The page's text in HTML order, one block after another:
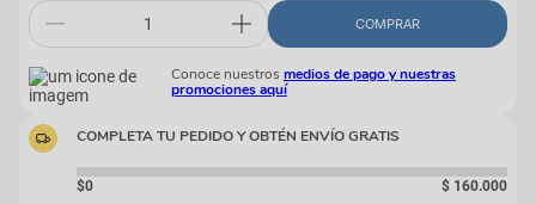
COMPRAR
Conoce nuestros medios de pago y nuestras
promociones aquí
COMPLETA TU PEDIDO Y OBTÉN ENVÍO GRATIS
$0 $ 160.000